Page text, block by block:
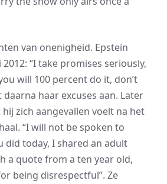
van onenigheid. Epstein
“I take promises seriously,
will 100 percent do it, don’t
daarna haar excuses aan. Later
zich aangevallen voelt na het
“I will not be spoken to
did today, I shared an adult
a quote from a ten year old,
being disrespectful”. Ze